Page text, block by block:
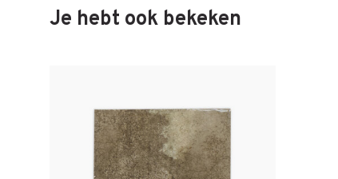
Je hebt ook bekeken